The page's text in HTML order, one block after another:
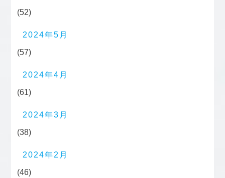
(52)
2024年5月
(57)
2024年4月
(61)
2024年3月
(38)
2024年2月
(46)